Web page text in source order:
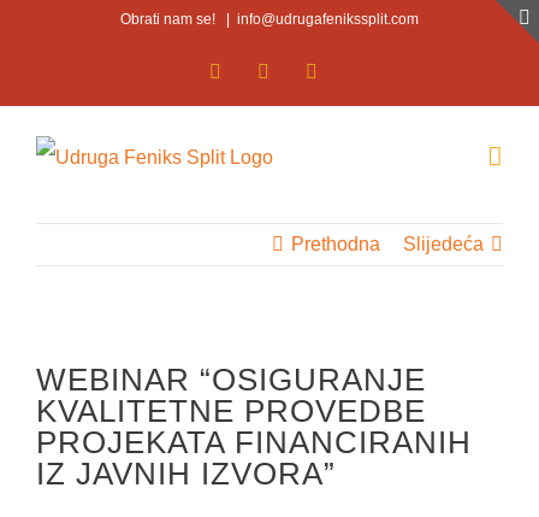
content
Obrati nam se! info@udrugafenikssplit.com
FacebookFacebook
Prethodna Slijedeća
WEBINAR “OSIGURANJE
KVALITETNE PROVEDBE
PROJEKATA FINANCIRANIH
IZ JAVNIH IZVORA”